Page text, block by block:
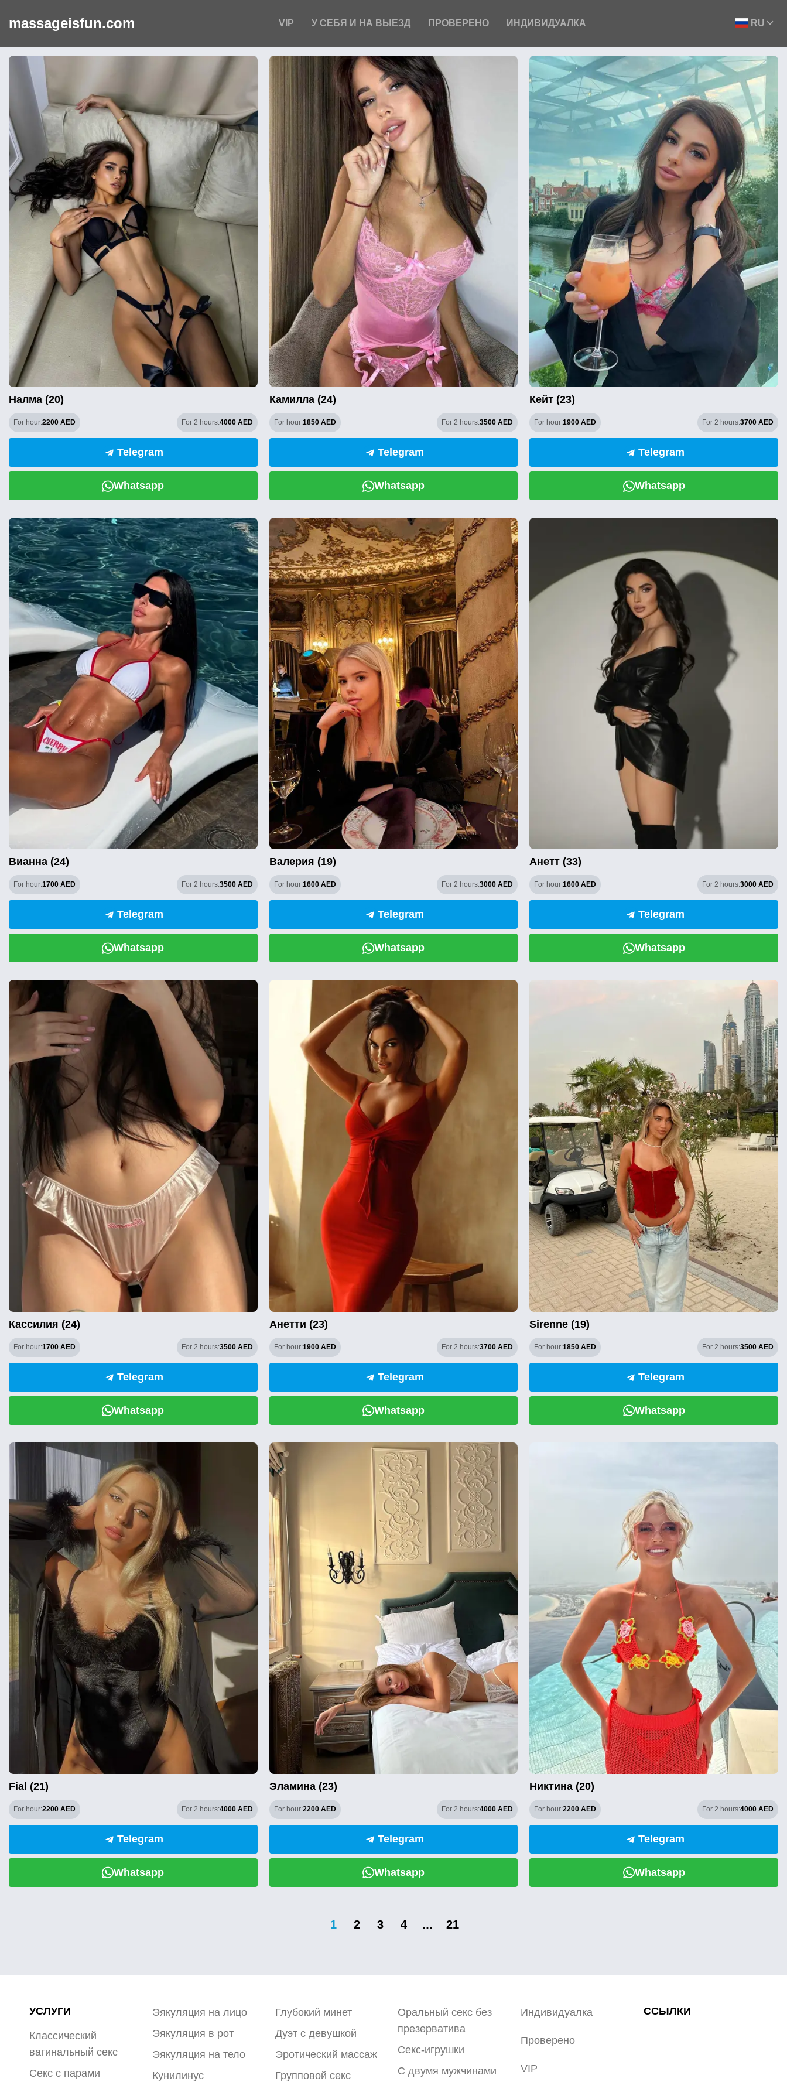
massageisfun.com VIP У СЕБЯ И НА ВЫЕЗД ПРОВЕРЕНО ИНДИВИДУАЛКА RU
Налма (20)
For hour:2200 AED For 2 hours:4000 AED
Telegram
Whatsapp
Камилла (24)
For hour:1850 AED For 2 hours:3500 AED
Telegram
Whatsapp
Кейт (23)
For hour:1900 AED For 2 hours:3700 AED
Telegram
Whatsapp
Вианна (24)
For hour:1700 AED For 2 hours:3500 AED
Telegram
Whatsapp
Валерия (19)
For hour:1600 AED For 2 hours:3000 AED
Telegram
Whatsapp
Анетт (33)
For hour:1600 AED For 2 hours:3000 AED
Telegram
Whatsapp
Кассилия (24)
For hour:1700 AED For 2 hours:3500 AED
Telegram
Whatsapp
Анетти (23)
For hour:1900 AED For 2 hours:3700 AED
Telegram
Whatsapp
Sirenne (19)
For hour:1850 AED For 2 hours:3500 AED
Telegram
Whatsapp
Fial (21)
For hour:2200 AED For 2 hours:4000 AED
Telegram
Whatsapp
Эламина (23)
For hour:2200 AED For 2 hours:4000 AED
Telegram
Whatsapp
Никтина (20)
For hour:2200 AED For 2 hours:4000 AED
Telegram
Whatsapp
1 2 3 4 … 21
УСЛУГИ
Классический
вагинальный секс
Секс с парами
Эякуляция на лицо
Эякуляция в рот
Эякуляция на тело
Кунилинус
Глубокий минет
Дуэт с девушкой
Эротический массаж
Групповой секс
Оральный секс без
презерватива
Секс-игрушки
С двумя мужчинами
Индивидуалка
Проверено
VIP
ССЫЛКИ